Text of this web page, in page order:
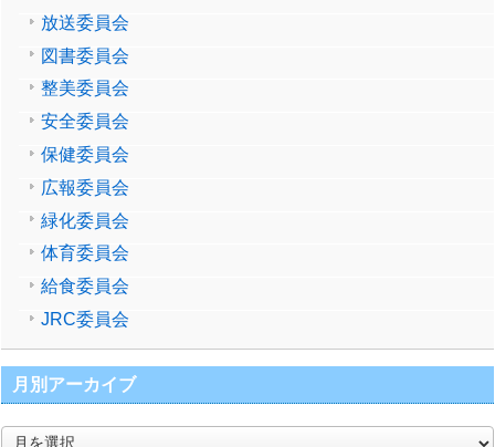
放送委員会
図書委員会
整美委員会
安全委員会
保健委員会
広報委員会
緑化委員会
体育委員会
給食委員会
JRC委員会
月別アーカイブ
月